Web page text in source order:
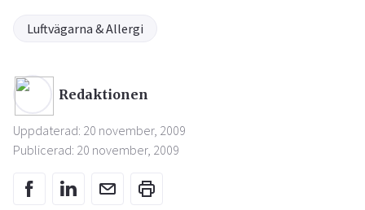
Luftvägarna & Allergi
Redaktionen
Uppdaterad: 20 november, 2009
Publicerad: 20 november, 2009